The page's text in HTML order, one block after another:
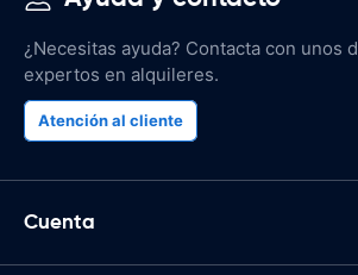
¿Necesitas ayuda? Contacta con unos
expertos en alquileres.
Atención al cliente
Cuenta